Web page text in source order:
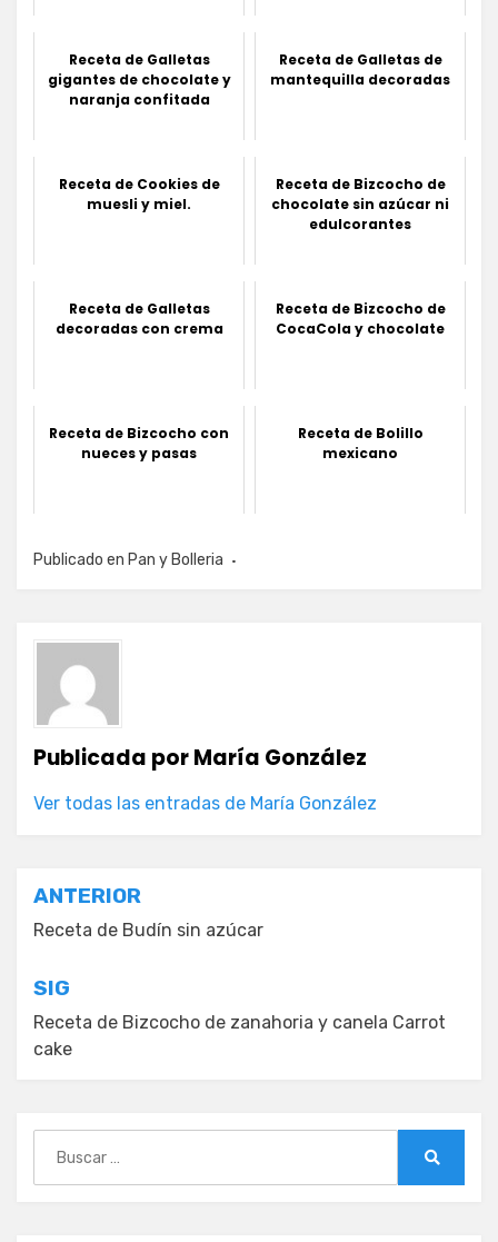
Receta de Galletas
gigantes de chocolate y
naranja confitada
Receta de Galletas de
mantequilla decoradas
Receta de Cookies de
muesli y miel.
Receta de Bizcocho de
chocolate sin azúcar ni
edulcorantes
Receta de Galletas
decoradas con crema
Receta de Bizcocho de
CocaCola y chocolate
Receta de Bizcocho con
nueces y pasas
Receta de Bolillo
mexicano
Publicado en Pan y Bolleria
Publicada porMaría González
Ver todas las entradas de María González
Navegación
de
entradas
ANTERIOR
Receta de Budín sin azúcar
SIG
Receta de Bizcocho de zanahoria y canela Carrot
cake